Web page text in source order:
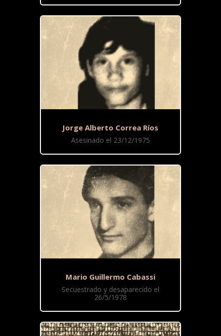
Jorge Alberto Correa Ríos
Asesinado el 23/12/1975
Mario Guillermo Cabassi
Secuestrado y desaparecido el
26/5/1978